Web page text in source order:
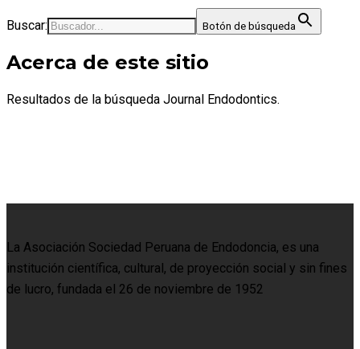
Buscar: Botón de búsqueda
Acerca de este sitio
Resultados de la búsqueda Journal Endodontics.
La Asociación Sociedad Peruana de Endodoncia, es una
institución científica, cultural, de proyección social y sin fines
de lucro, fundada el 26 de noviembre de 1952